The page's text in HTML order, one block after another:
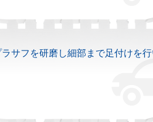
ラサフを研磨し細部まで足付けを